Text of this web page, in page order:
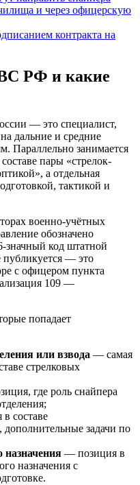
и через офицерскую
контракта на
РФ и какие
— это специалист,
дальние и средние
Параллельно занимается
пары «стрелок-
а отдельная
тактикой и
военно-учётных
обозначено
значный код штатной
публикуется — это
с офицером пункта
109 —
попадает
или взвода — самая
стрелковых
где роль снайпера
составе
дополнительные задачи по
назначения — позиция в
назначения с